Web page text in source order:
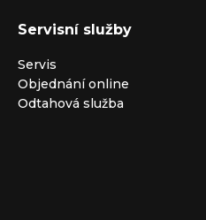
Servisní služby
Servis
Objednání online
Odtahová služba